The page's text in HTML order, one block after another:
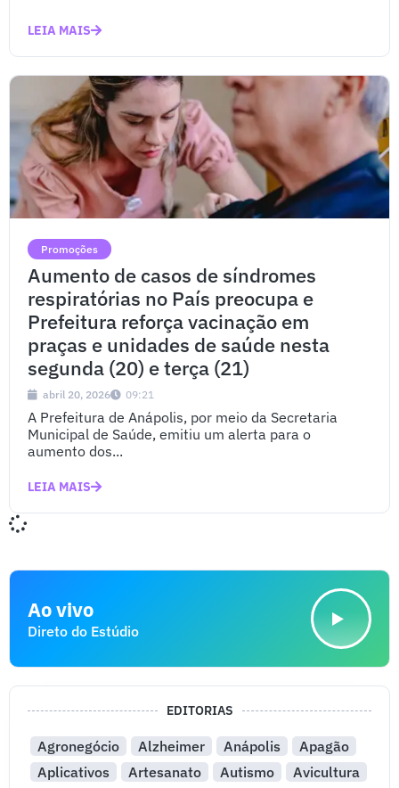
LEIA MAIS
Promoções
Aumento de casos de síndromes
respiratórias no País preocupa e
Prefeitura reforça vacinação em
praças e unidades de saúde nesta
segunda (20) e terça (21)
abril 20, 2026 09:21
A Prefeitura de Anápolis, por meio da Secretaria
Municipal de Saúde, emitiu um alerta para o
aumento dos...
LEIA MAIS
Ao vivo
Direto do Estúdio
EDITORIAS
Agronegócio Alzheimer Anápolis
Apagão
Aplicativos
Artesanato Autismo
Avicultura